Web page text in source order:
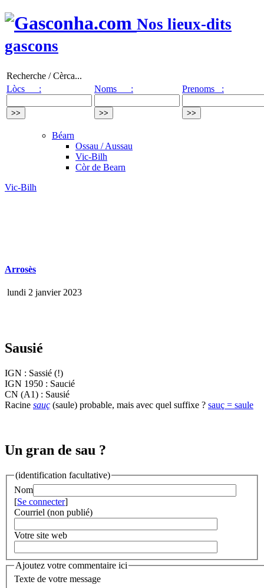
Nos lieux-dits
gascons
Recherche / Cèrca...
Lòcs :
Noms : Prenoms :
Béarn
Ossau / Aussau
Vic-Bilh
Còr de Bearn
Vic-Bilh
Arrosès
lundi 2 janvier 2023
Sausié
IGN : Sassié (!)
IGN 1950 : Saucié
CN (A1) : Sausié
Racine sauç (saule) probable, mais avec quel suffixe ? sauç = saule
Un gran de sau ?
(identification facultative)
Nom
[Se connecter]
Courriel (non publié)
Votre site web
Ajoutez votre commentaire ici
Texte de votre message